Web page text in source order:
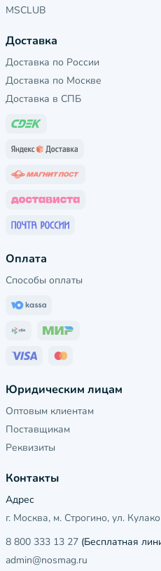
MSCLUB
Доставка
Доставка по России
Доставка по Москве
Доставка в СПБ
Оплата
Способы оплаты
Юридическим лицам
Оптовым клиентам
Поставщикам
Реквизиты
Контакты
Адрес
г. Москва, м. Строгино, ул.
8 800 333 13 27 (Бесплатная
admin@nosmag.ru